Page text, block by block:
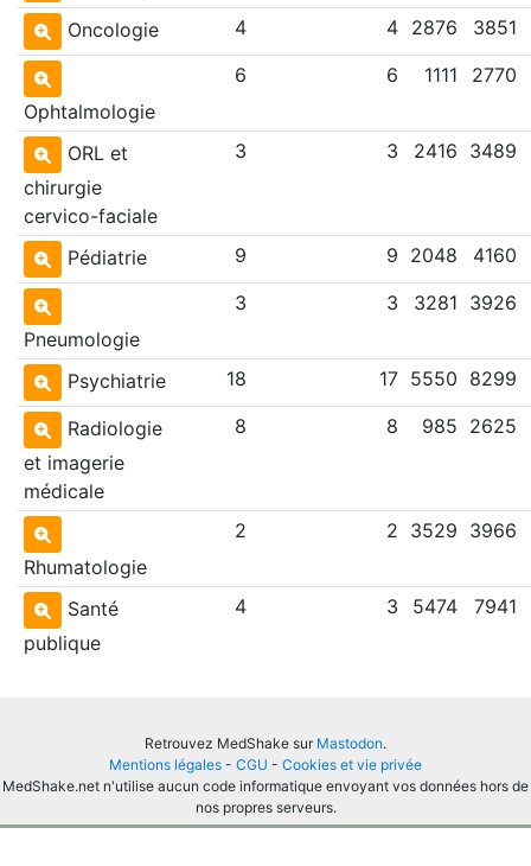
Oncologie 4 4 2876 3851
Ophtalmologie
6 6 1111 2770
ORL et
chirurgie
cervico-faciale
3 3 2416 3489
Pédiatrie 9 9 2048 4160
Pneumologie
3 3 3281 3926
Psychiatrie 18 17 5550 8299
Radiologie
et imagerie
médicale
8 8 985 2625
Rhumatologie
2 2 3529 3966
Santé
publique
4 3 5474 7941
Retrouvez MedShake sur Mastodon.
Mentions légales - CGU - Cookies et vie privée
MedShake.net n'utilise aucun code informatique envoyant vos données hors de
nos propres serveurs.